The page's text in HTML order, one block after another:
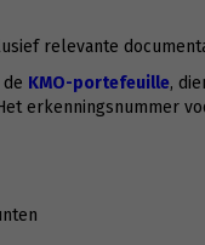
relevante
KMO-portefeuille,
erkenningsnummer